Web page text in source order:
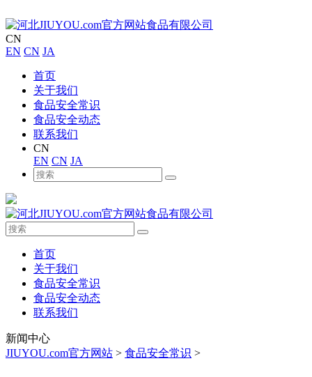
CN
EN CN JA
首页
关于我们
食品安全常识
食品安全动态
联系我们
CN
EN CN JA
首页
关于我们
食品安全常识
食品安全动态
联系我们
新闻中心
JIUYOU.com官方网站 > 食品安全常识 >